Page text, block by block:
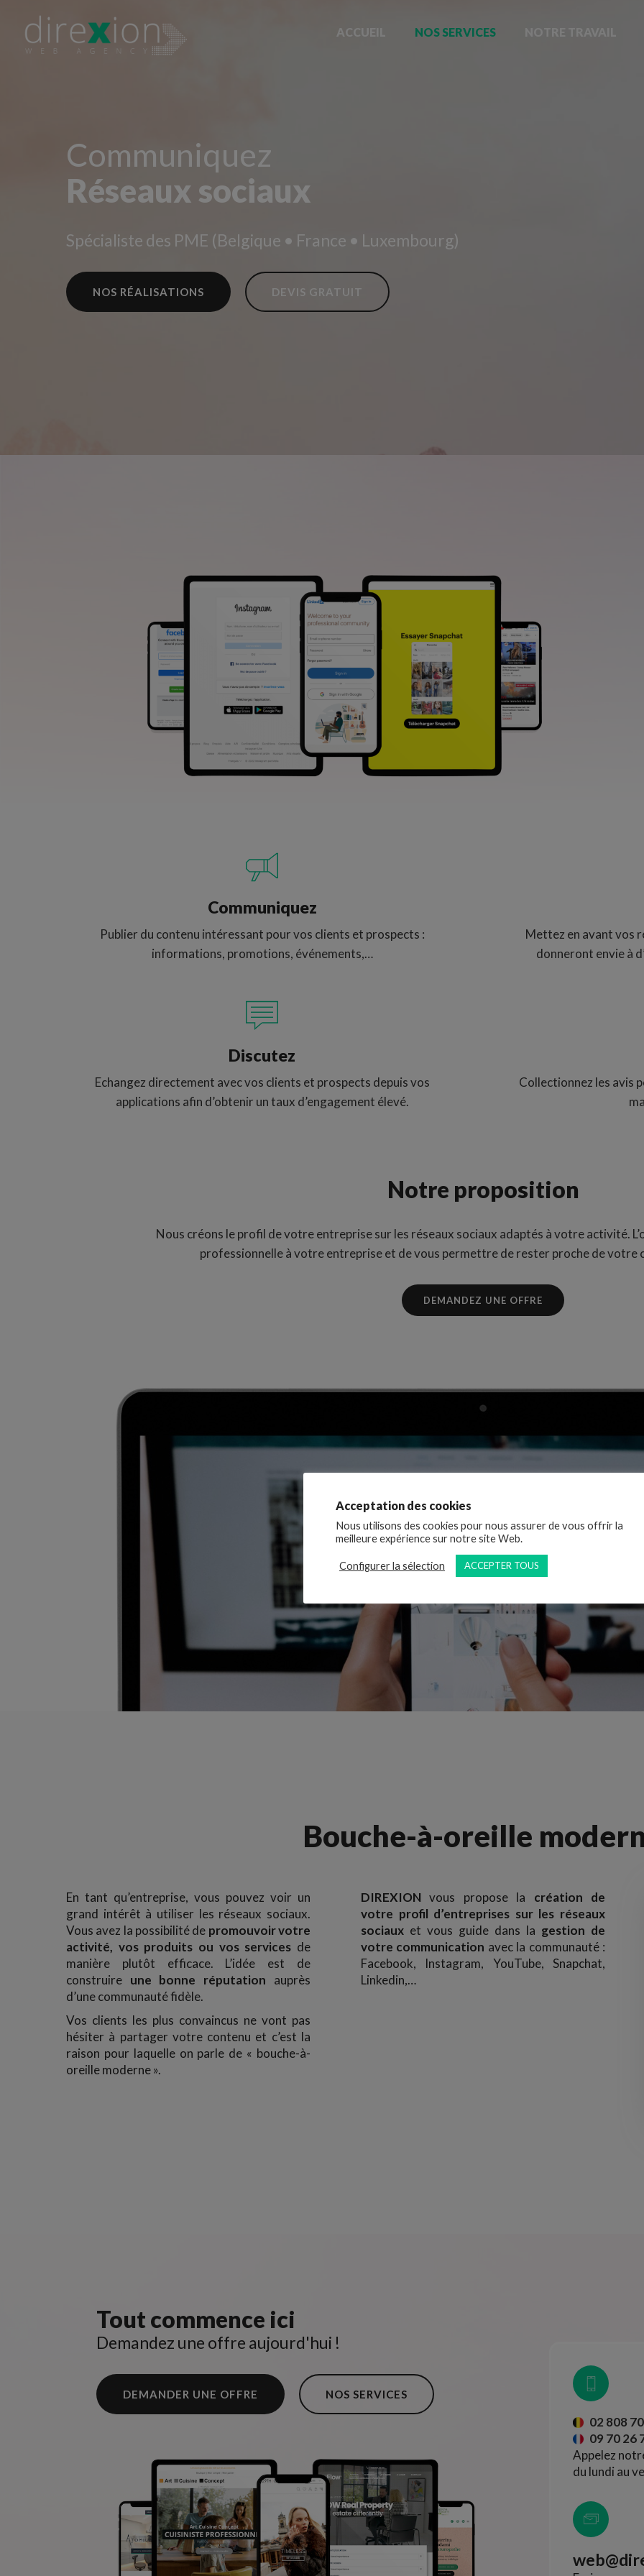
ACCUEIL NOS SERVICES
Communiquez
Réseaux sociaux
Spécialiste des PME (Belgique • France • Luxembourg)
NOS RÉALISATIONS DEVIS GRATUIT
Communiquez
Publier du contenu intéressant pour vos clients et prospects :
informations, promotions, événements,…
Mettez en avant vos
donneront envie à
Discutez
Echangez directement avec vos clients et prospects depuis vos
applications afin d’obtenir un taux d’engagement élevé.
Collectionnez les avis
Notre proposition
Nous créons le profil de votre entreprise sur les réseaux sociaux adaptés à votre activité.
professionnelle à votre entreprise et de vous permettre de rester proche de votre
DEMANDEZ UNE OFFRE
Bouche-à-oreille
En tant qu’entreprise, vous pouvez voir un
grand intérêt à utiliser les réseaux sociaux.
Vous avez la possibilité de promouvoir votre
activité, vos produits ou vos services de
manière plutôt efficace. L’idée est de
construire une bonne réputation auprès
d’une communauté fidèle.
Vos clients les plus convaincus ne vont pas
hésiter à partager votre contenu et c’est la
raison pour laquelle on parle de « bouche-à-
oreille moderne ».
DIREXION vous propose la création de
votre profil d’entreprises sur les réseaux
sociauxet vous guide dans la gestion de
votre communication avec la communauté :
Facebook, Instagram, YouTube, Snapchat,
Linkedin,…
Tout commence ici
Demandez une offre aujourd'hui !
DEMANDER UNE OFFRE NOS SERVICES
02 808
09 70 26
Appelez
du lundi au
Acceptation des cookies
Nous utilisons des cookies pour nous assurer de vous offrir la
meilleure expérience sur notre site Web.
Configurer la sélection ACCEPTER TOUS